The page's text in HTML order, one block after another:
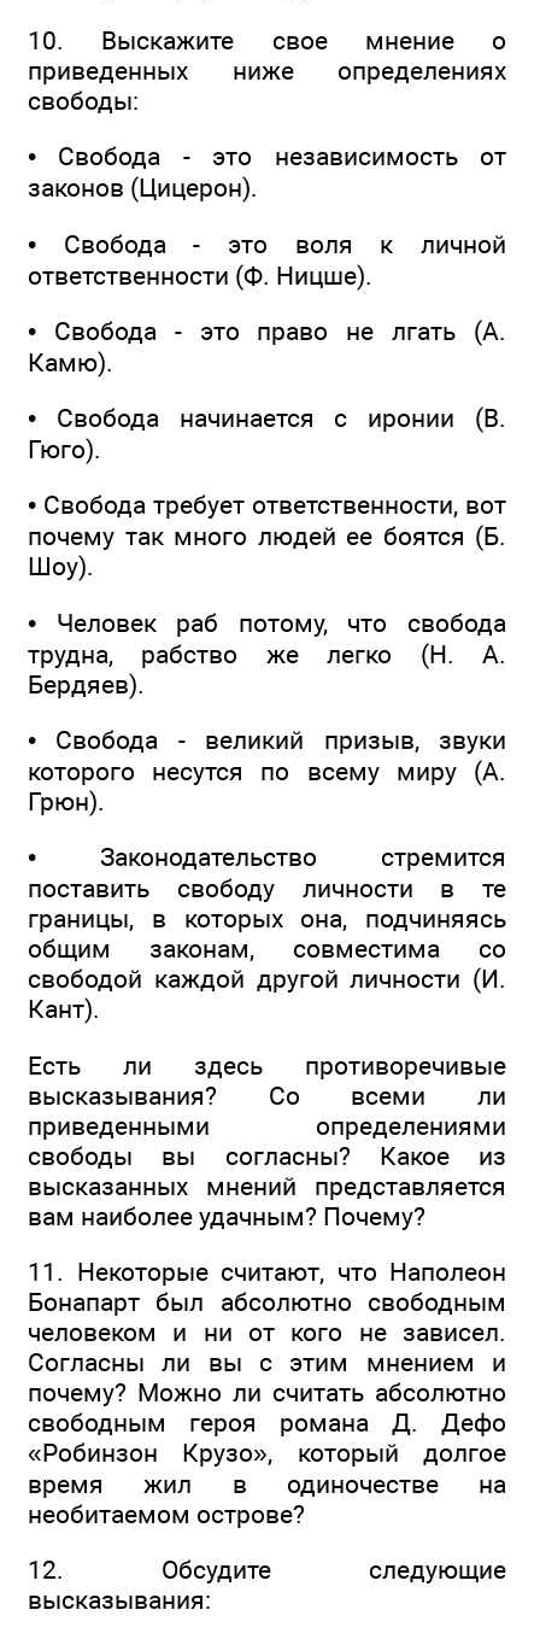
10. Выскажите свое мнение о
приведенных ниже определениях
свободы:
• Свобода - это независимость от
законов (Цицерон).
• Свобода - это воля к личной
ответственности (Ф. Ницше).
• Свобода - это право не лгать (А.
Камю).
• Свобода начинается с иронии (В.
Гюго).
• Свобода требует ответственности, вот
почему так много людей ее боятся (Б.
Шоу).
• Человек раб потому, что свобода
трудна, рабство же легко (Н. А.
Бердяев).
• Свобода - великий призыв, звуки
которого несутся по всему миру (А.
Грюн).
• Законодательство стремится
поставить свободу личности в те
границы, в которых она, подчиняясь
общим законам, совместима со
свободой каждой другой личности (И.
Кант).
Есть ли здесь противоречивые
высказывания? Со всеми ли
приведенными определениями
свободы вы согласны? Какое из
высказанных мнений представляется
вам наиболее удачным? Почему?
11. Некоторые считают, что Наполеон
Бонапарт был абсолютно свободным
человеком и ни от кого не зависел.
Согласны ли вы с этим мнением и
почему? Можно ли считать абсолютно
свободным героя романа Д. Дефо
«Робинзон Крузо», который долгое
время жил в одиночестве на
необитаемом острове?
12. Обсудите следующие
высказывания: